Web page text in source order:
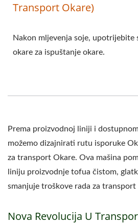
Transport Okare)
Nakon mljevenja soje,
okare za ispuštanje okare.
Prema proizvodnoj liniji i
možemo dizajnirati rutu isporuke
za transport Okare. Ova mašina
liniju proizvodnje tofua čistom,
smanjuje troškove rada za transport
Nova Revolucija U